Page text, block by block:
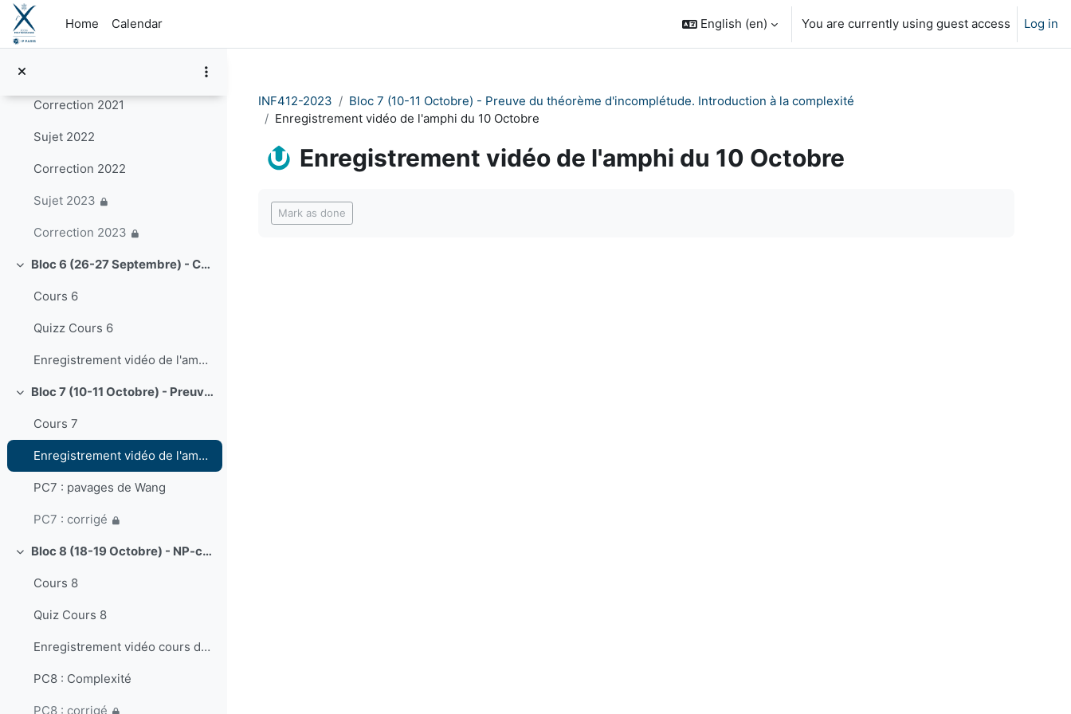
Skip to main content
Home
Calendar English ‎(en)‎ You are currently using guest access Log in
Partiel 2020
Correction du partiel 2020
Correction 2021
Sujet 2022
Correction 2022
Sujet 2023
Correction 2023
Collapse Bloc 6 (26-27 Septembre) - Calculabilité. Révisions
Cours 6
Quizz Cours 6
Enregistrement vidéo de l'amphi du 26 septembre
Collapse Bloc 7 (10-11 Octobre) - Preuve du théorème d'incomplétude. Introduction à la complexité
Cours 7
Enregistrement vidéo de l'amphi du 10 Octobre
PC7 : pavages de Wang
PC7 : corrigé
Collapse Bloc 8 (18-19 Octobre) - NP-complétude.
Cours 8
Quiz Cours 8
Enregistrement vidéo cours du 18 octobre 2023
PC8 : Complexité
PC8 : corrigé
INF412-2023
Bloc 7 (10-11 Octobre) - Preuve du théorème d'incomplétude. Introduction à la complexité
Enregistrement vidéo de l'amphi du 10 Octobre
Enregistrement vidéo de l'amphi du 10 Octobre
Mark as done